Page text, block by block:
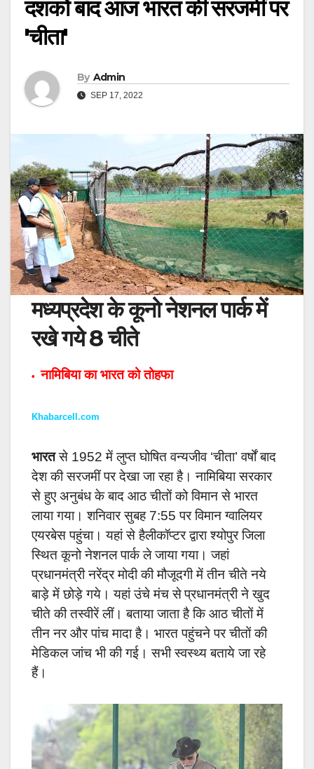
दशकों बाद आज भारत की सरजमीं पर
'चीता'
By Admin
SEP 17, 2022
मध्यप्रदेश के कूनो नेशनल पार्क में
रखे गये 8 चीते
• नामिबिया का भारत को तोहफा
Khabarcell.com
भारतसे 1952 में लुप्त घोषित वन्यजीव ‘चीता’ वर्षों बाद
देश की सरजमीं पर देखा जा रहा है। नामिबिया सरकार
से हुए अनुबंध के बाद आठ चीतों को विमान से भारत
लाया गया। शनिवार सुबह 7:55 पर विमान ग्वालियर
एयरबेस पहुंचा। यहां से हैलीकॉप्टर द्वारा श्योपुर जिला
स्थित कूनो नेशनल पार्क ले जाया गया। जहां
प्रधानमंत्री नरेंद्र मोदी की मौजूदगी में तीन चीते नये
बाड़े में छोड़े गये। यहां उंचे मंच सेप्रधानमंत्री ने खुद
चीते की तस्वीरें लीं। बताया जाता है कि आठ चीतों में
तीन नर और पांच मादा है। भारत पहुंचने पर चीतों की
मेडिकल जांच भी की गई। सभी स्वस्थ्य बताये जा रहे
हैं।